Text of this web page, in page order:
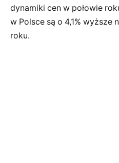
dynamiki cen w połowie
w Polsce są o 4,1% wyższe
roku.